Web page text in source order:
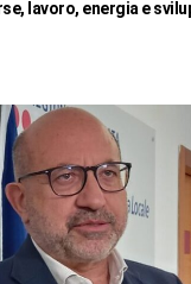
lavoro, energia e